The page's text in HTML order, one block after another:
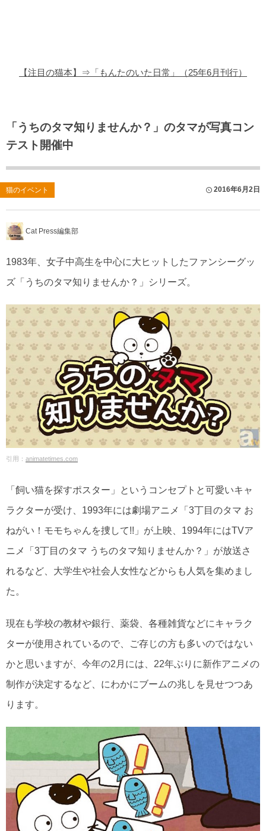
【注目の猫本】⇒「もんたのいた日常」（25年6月刊行）
「うちのタマ知りませんか？」のタマが写真コン
テスト開催中
猫のイベント 2016年6月2日
Cat Press編集部
1983年、女子中高生を中心に大ヒットしたファンシーグッ
ズ「うちのタマ知りませんか？」シリーズ。
引用： animatetimes.com
「飼い猫を探すポスター」というコンセプトと可愛いキャ
ラクターが受け、1993年には劇場アニメ「3丁目のタマ お
ねがい！モモちゃんを捜して!!」が上映、1994年にはTVア
ニメ「3丁目のタマ うちのタマ知りませんか？」が放送さ
れるなど、大学生や社会人女性などからも人気を集めまし
た。
現在も学校の教材や銀行、薬袋、各種雑貨などにキャラク
ターが使用されているので、ご存じの方も多いのではない
かと思いますが、今年の2月には、22年ぶりに新作アニメの
制作が決定するなど、にわかにブームの兆しを見せつつあ
ります。
猫のゲーム・アプリ
猫のフリー写真素材